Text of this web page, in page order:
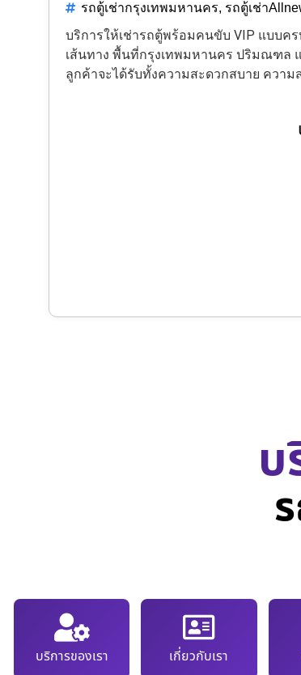
รถตู้เช่ากรุงเทพมหานคร, รถตู้เช่า
บริการให้เช่ารถตู้พร้อมคนขับ VIP แบบค
เส้นทาง พื้นที่กรุงเทพมหานคร ปริมณฑล
ลูกค้าจะได้รับทั้งความสะดวกสบาย ควา
บ
บริการของเรา เกี่ยวกับเรา